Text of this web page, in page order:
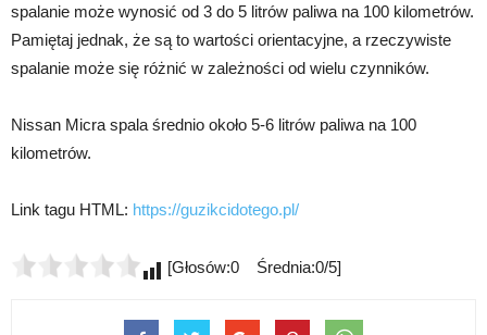
spalanie może wynosić od 3 do 5 litrów paliwa na 100 kilometrów.
Pamiętaj jednak, że są to wartości orientacyjne, a rzeczywiste
spalanie może się różnić w zależności od wielu czynników.
Nissan Micra spala średnio około 5-6 litrów paliwa na 100
kilometrów.
Link tagu HTML: https://guzikcidotego.pl/
[Głosów:0 Średnia:0/5]